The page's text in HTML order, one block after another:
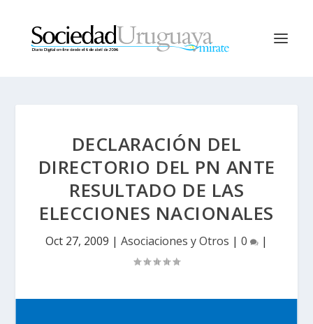
DECLARACIÓN DEL
DIRECTORIO DEL PN ANTE
RESULTADO DE LAS
ELECCIONES NACIONALES
Oct 27, 2009 | Asociaciones y Otros | 0 |